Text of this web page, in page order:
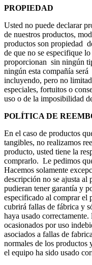
PROPIEDAD
Usted no puede declarar
de nuestros productos,
productos son propiedad
de que no se especifique
proporcionan sin ningún
ningún esta compañía
incluyendo, pero no
especiales, fortuitos o
uso o de la imposibilidad
POLÍTICA DE
En el caso de productos
tangibles, no realizamos
producto, usted tiene la
comprarlo. Le pedimos
Hacemos solamente
descripción no se ajusta al
pudieran tener garantía y
especificado al comprar el
cubrirá fallas de fábrica y
haya usado
ocasionados por uso
asociados a fallas de
normales de los productos
el equipo ha sido usado